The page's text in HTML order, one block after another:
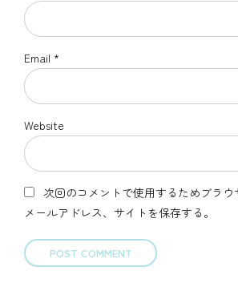
Email *
Website
次回のコメントで使用するためブラウ
メールアドレス、サイトを保存する。
POST COMMENT